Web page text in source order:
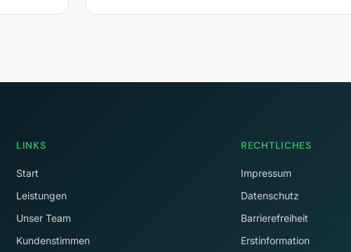
LINKS
Start
Leistungen
Unser Team
Kundenstimmen
RECHTLICHES
Impressum
Datenschutz
Barrierefreiheit
Erstinformation